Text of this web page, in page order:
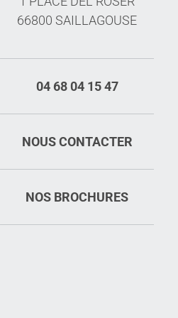
66800 SAILLAGOUSE
04 68 04 15 47
NOUS CONTACTER
NOS BROCHURES